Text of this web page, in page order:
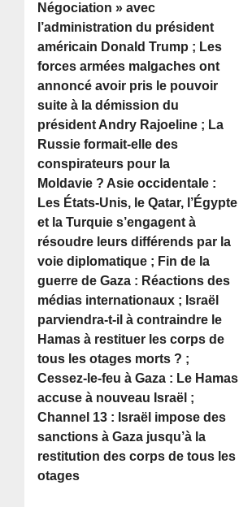
Négociation » avec
l’administration du président
américain Donald Trump ; Les
forces armées malgaches ont
annoncé avoir pris le pouvoir
suite à la démission du
président Andry Rajoeline ; La
Russie formait-elle des
conspirateurs pour la
Moldavie ? Asie occidentale :
Les États-Unis, le Qatar, l’Égypte
et la Turquie s’engagent à
résoudre leurs différends par la
voie diplomatique ; Fin de la
guerre de Gaza : Réactions des
médias internationaux ; Israël
parviendra-t-il à contraindre le
Hamas à restituer les corps de
tous les otages morts ? ;
Cessez-le-feu à Gaza : Le Hamas
accuse à nouveau Israël ;
Channel 13 : Israël impose des
sanctions à Gaza jusqu’à la
restitution des corps de tous les
otages